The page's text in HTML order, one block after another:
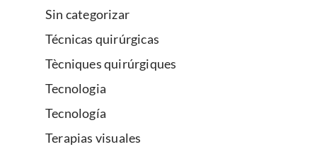
Sin categorizar
Técnicas quirúrgicas
Tècniques quirúrgiques
Tecnologia
Tecnología
Terapias visuales